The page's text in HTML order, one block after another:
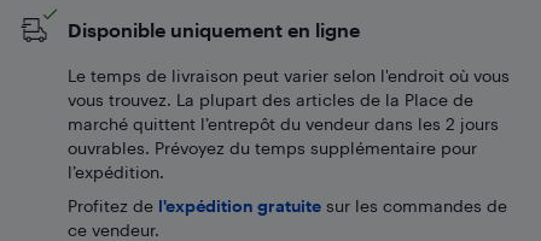
Disponible uniquement en ligne
Le temps de livraison peut varier selon l'endroit où vous
vous trouvez. La plupart des articles de la Place de
marché quittent l’entrepôt du vendeur dans les 2 jours
ouvrables. Prévoyez du temps supplémentaire pour
l’expédition.
Profitez de l'expédition gratuite sur les commandes de
ce vendeur.